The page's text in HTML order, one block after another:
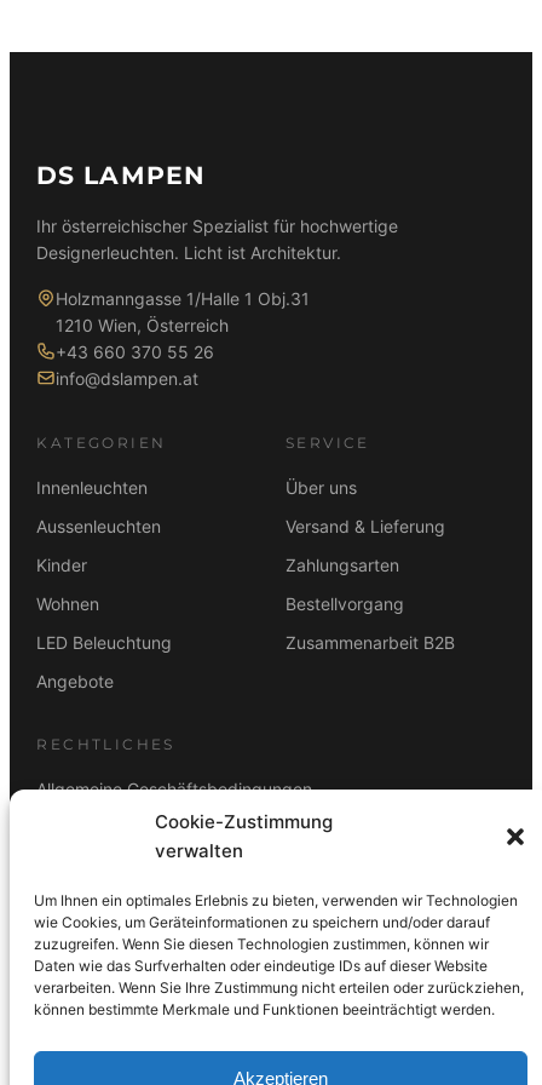
Cookie-Zustimmung
verwalten
Um Ihnen ein optimales Erlebnis zu bieten, verwenden wir Technologien
wie Cookies, um Geräteinformationen zu speichern und/oder darauf
zuzugreifen. Wenn Sie diesen Technologien zustimmen, können wir
Daten wie das Surfverhalten oder eindeutige IDs auf dieser Website
verarbeiten. Wenn Sie Ihre Zustimmung nicht erteilen oder zurückziehen,
können bestimmte Merkmale und Funktionen beeinträchtigt werden.
Akzeptieren
DS LAMPEN
Ihr österreichischer Spezialist für hochwertige
Designerleuchten. Licht ist Architektur.
Holzmanngasse 1/Halle 1 Obj.31
1210 Wien, Österreich
+43 660 370 55 26
info@dslampen.at
KATEGORIEN
Innenleuchten
Aussenleuchten
Kinder
Wohnen
LED Beleuchtung
Angebote
SERVICE
Über uns
Versand & Lieferung
Zahlungsarten
Bestellvorgang
Zusammenarbeit B2B
RECHTLICHES
Allgemeine Geschäftsbedingungen
Rücktrittsbelehrung
ZAHLUNGSARTEN
Vorkasse Visa Mastercard Link PayPal
G-Pay